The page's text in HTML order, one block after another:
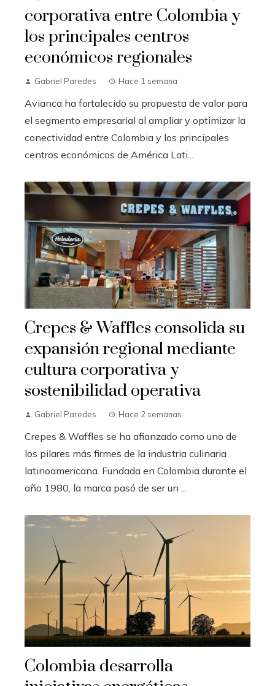
corporativa entre Colombia y
los principales centros
económicos regionales
Gabriel Paredes Hace 1 semana
Avianca ha fortalecido su propuesta de valor para
el segmento empresarial al ampliar y optimizar la
conectividad entre Colombia y los principales
centros económicos de América Lati...
Crepes & Waffles consolida su
expansión regional mediante
cultura corporativa y
sostenibilidad operativa
Gabriel Paredes Hace 2 semanas
Crepes & Waffles se ha afianzado como uno de
los pilares más firmes de la industria culinaria
latinoamericana. Fundada en Colombia durante el
año 1980, la marca pasó de ser un ...
Colombia desarrolla